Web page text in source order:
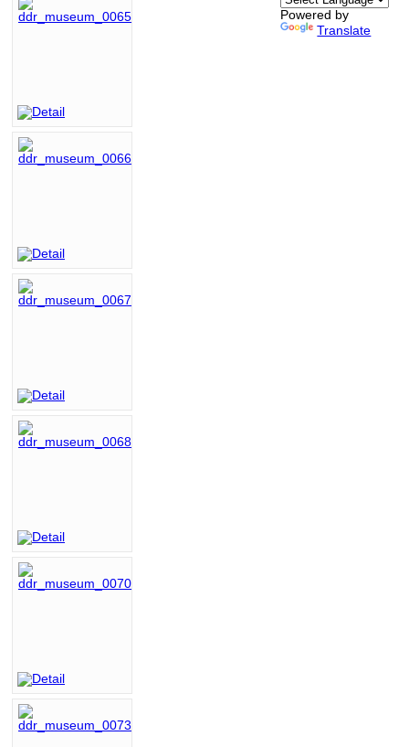
Powered by
Translate